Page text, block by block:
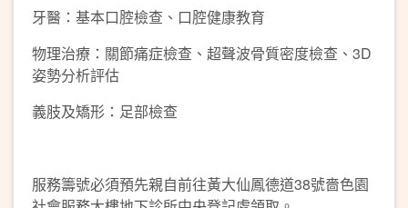
牙醫：基本口腔檢查、口腔健康教育
物理治療：關節痛症檢查、超聲波骨質密度檢查、3D
姿勢分析評估
義肢及矯形：足部檢查
服務籌號必須預先親自前往黃大仙鳳德道38號嗇色園